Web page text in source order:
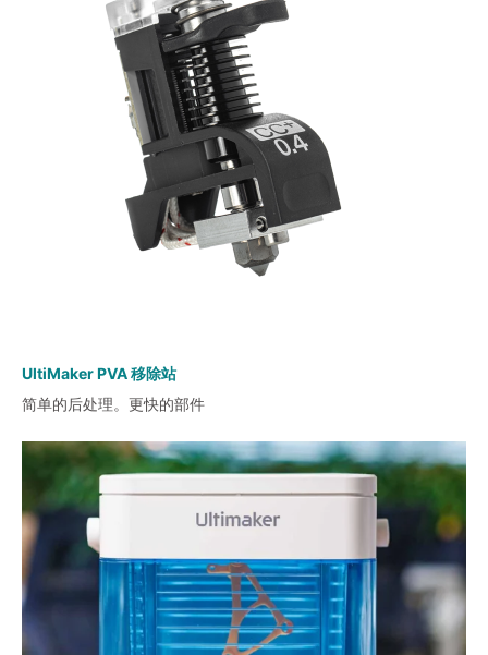
UltiMaker PVA 移除站
简单的后处理。更快的部件